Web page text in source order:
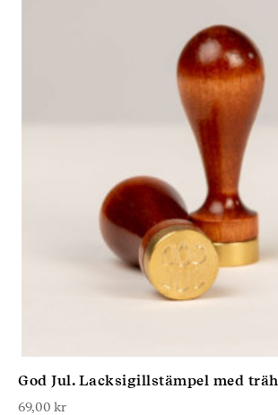
God Jul. Lacksigillstämpel med
69,00 kr